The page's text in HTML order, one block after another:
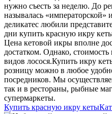
нужно съесть за неделю. До
называлась «императорской»
деликатес любили
дни купить красную икру
Цена кетовой икры вполне
достатком. Однако,
видов лосося.Купить икру
розницу можно в любое
посредников. Мы
так и в рестораны, рыбные
супермаркеты.
Купить красную икру кеты